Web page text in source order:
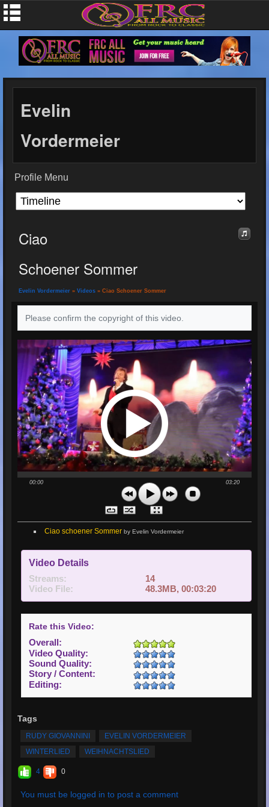
Evelin
Vordermeier
Profile Menu
Ciao
Schoener Sommer
Evelin Vordermeier » Videos » Ciao Schoener Sommer
Please confirm the copyright of this video.
00:00 03:20
Ciao schoener Sommer by Evelin Vordermeier
Video Details
Streams:
14
Video File:
48.3MB, 00:03:20
Rate this Video:
Overall:
Video Quality:
Sound Quality:
Story / Content:
Editing:
Tags
RUDY GIOVANNINI
EVELIN VORDERMEIER
WINTERLIED
WEIHNACHTSLIED
4 0
You must be logged in to post a comment